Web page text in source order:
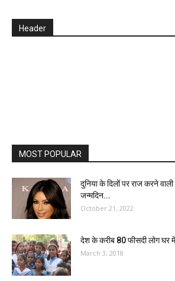
Header
MOST POPULAR
दुनिया के दिलों पर राज करने
जन्मदिन...
October 21, 2022
देश के करीब 80 फीसदी लोग
March 3, 2018